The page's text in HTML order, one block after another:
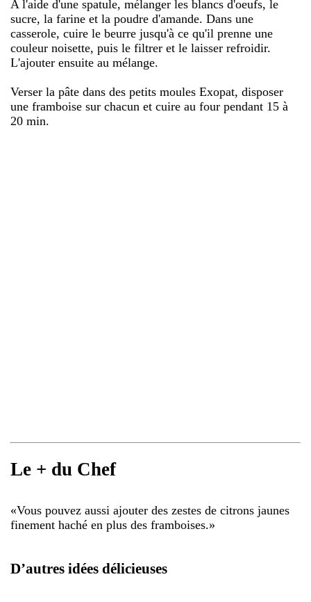
A l'aide d'une spatule, mélanger les blancs d'oeufs, le
sucre, la farine et la poudre d'amande. Dans une
casserole, cuire le beurre jusqu'à ce qu'il prenne une
couleur noisette, puis le filtrer et le laisser refroidir.
L'ajouter ensuite au mélange.
Verser la pâte dans des petits moules Exopat, disposer
une framboise sur chacun et cuire au four pendant 15 à
20 min.
Le + du Chef
«Vous pouvez aussi ajouter des zestes de citrons jaunes
finement haché en plus des framboises.»
D’autres idées délicieuses